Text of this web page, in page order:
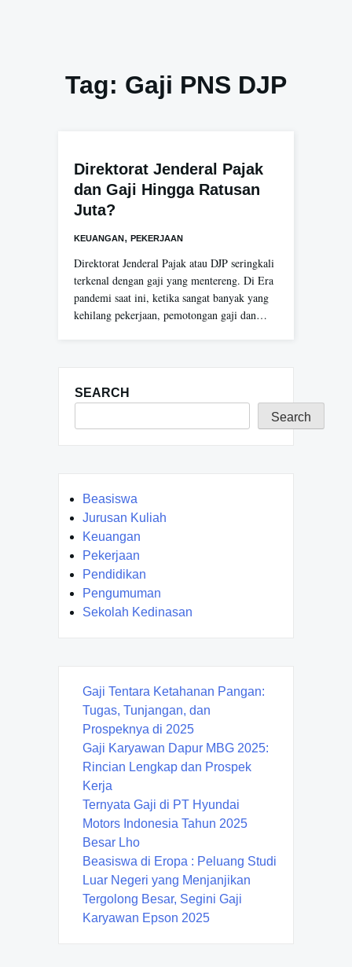
Tag: Gaji PNS DJP
Direktorat Jenderal Pajak
dan Gaji Hingga Ratusan
Juta?
KEUANGAN, PEKERJAAN
Direktorat Jenderal Pajak atau DJP seringkali
terkenal dengan gaji yang mentereng. Di Era
pandemi saat ini, ketika sangat banyak yang
kehilang pekerjaan, pemotongan gaji dan…
SEARCH
Search
Beasiswa
Jurusan Kuliah
Keuangan
Pekerjaan
Pendidikan
Pengumuman
Sekolah Kedinasan
Gaji Tentara Ketahanan Pangan:
Tugas, Tunjangan, dan
Prospeknya di 2025
Gaji Karyawan Dapur MBG 2025:
Rincian Lengkap dan Prospek
Kerja
Ternyata Gaji di PT Hyundai
Motors Indonesia Tahun 2025
Besar Lho
Beasiswa di Eropa : Peluang Studi
Luar Negeri yang Menjanjikan
Tergolong Besar, Segini Gaji
Karyawan Epson 2025